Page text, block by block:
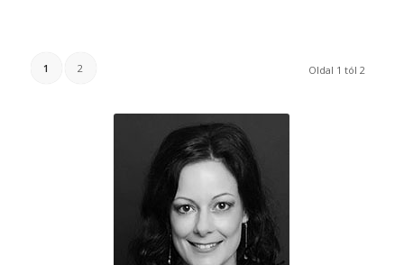
Oldal 1 tól 2
1 2